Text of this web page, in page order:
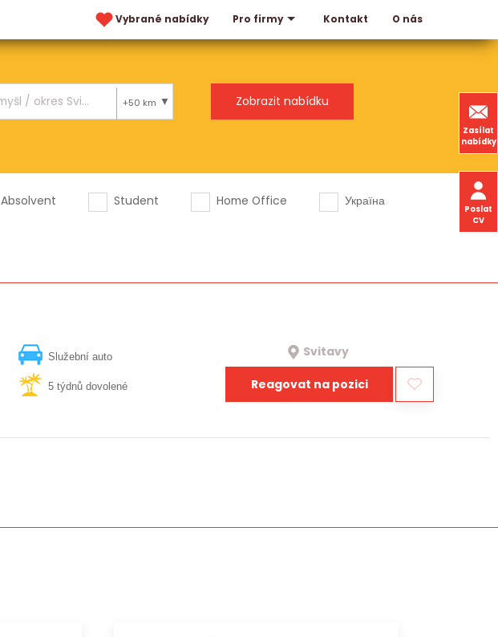
Vybrané nabídky Pro firmy Kontakt O nás
Zasílat
nabídky
Poslat
CV
+50 km
Absolvent Student Home Office
Україна
Služební auto
5 týdnů dovolené
Svitavy
Reagovat na pozici